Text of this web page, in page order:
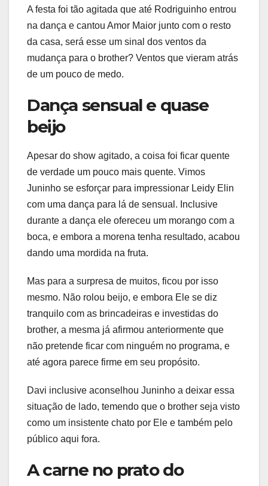
A festa foi tão agitada que até Rodriguinho entrou
na dança e cantou Amor Maior junto com o resto
da casa, será esse um sinal dos ventos da
mudança para o brother? Ventos que vieram atrás
de um pouco de medo.
Dança sensual e quase
beijo
Apesar do show agitado, a coisa foi ficar quente
de verdade um pouco mais quente. Vimos
Juninho se esforçar para impressionar Leidy Elin
com uma dança para lá de sensual. Inclusive
durante a dança ele ofereceu um morango com a
boca, e embora a morena tenha resultado, acabou
dando uma mordida na fruta.
Mas para a surpresa de muitos, ficou por isso
mesmo. Não rolou beijo, e embora Ele se diz
tranquilo com as brincadeiras e investidas do
brother, a mesma já afirmou anteriormente que
não pretende ficar com ninguém no programa, e
até agora parece firme em seu propósito.
Davi inclusive aconselhou Juninho a deixar essa
situação de lado, temendo que o brother seja visto
como um insistente chato por Ele e também pelo
público aqui fora.
A carne no prato do